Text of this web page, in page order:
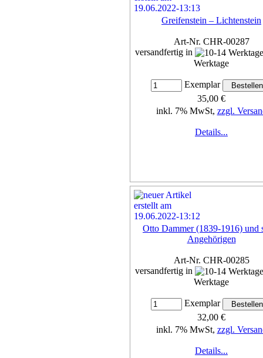
Greifenstein – Lichtenstein
Art-Nr. CHR-00287
versandfertig in
Werktage
Exemplar
35,00 €
inkl. 7% MwSt, zzgl.
Details...
Otto Dammer (1839-1916) und
Angehörigen
Art-Nr. CHR-00285
versandfertig in
Werktage
Exemplar
32,00 €
inkl. 7% MwSt, zzgl.
Details...